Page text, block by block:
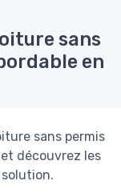
sans
en
sans permis
découvrez les